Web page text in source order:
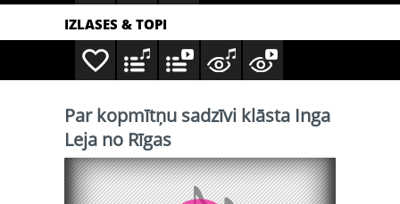
IZLASES & TOPI
Par kopmītņu sadzīvi klāsta Inga
Leja no Rīgas